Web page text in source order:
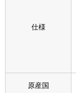
仕様
原産国